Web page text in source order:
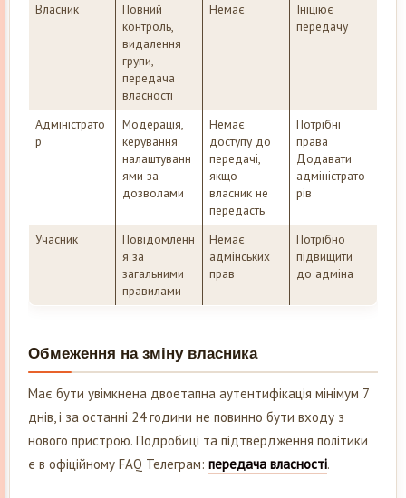
Власник
Повний
контроль,
видалення
групи,
передача
власності
Немає
Ініціює
передачу
Адміністрато
р
Модерація,
керування
налаштуванн
ями за
дозволами
Немає
доступу до
передачі,
якщо
власник не
передасть
Потрібні
права
Додавати
адміністрато
рів
Учасник
Повідомленн
я за
загальними
правилами
Немає
адмінських
прав
Потрібно
підвищити
до адміна
Обмеження на зміну власника
Має бути увімкнена двоетапна аутентифікація мінімум 7
днів, і за останні 24 години не повинно бути входу з
нового пристрою. Подробиці та підтвердження політики
є в офіційному FAQ Телеграм: передача власності.